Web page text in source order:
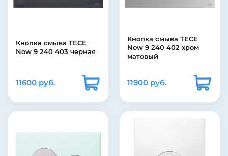
Кнопка смыва TECE
Now 9 240 403 черная
11600 руб.
Кнопка смыва TECE
Now 9 240 402 хром
матовый
11900 руб.